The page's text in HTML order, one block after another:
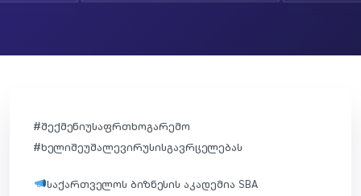
#შექმენიუსაფრთხოგარემო
#ხელიშეუშალევირუსისგავრცელებას
საქართველოს ბიზნესის აკადემია SBA